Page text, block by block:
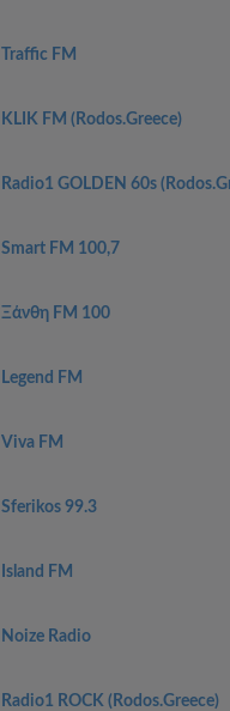
Traffic FM
KLIK FM (Rodos.Greece)
Radio1 GOLDEN 60s
Smart FM 100,7
Ξάνθη FM 100
Legend FM
Viva FM
Sferikos 99.3
Island FM
Noize Radio
Radio1 ROCK (Rodos.Greece)